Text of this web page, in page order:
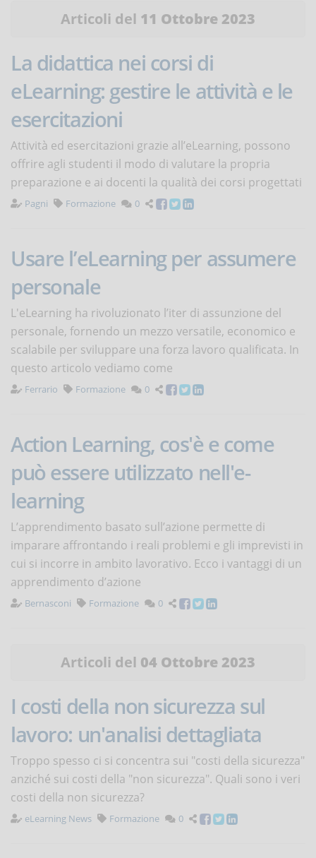
Articoli del 11 Ottobre 2023
La didattica nei corsi di
eLearning: gestire le attività e le
esercitazioni
Attività ed esercitazioni grazie all’eLearning, possono
offrire agli studenti il modo di valutare la propria
preparazione e ai docenti la qualità dei corsi progettati
Pagni Formazione 0
Usare l’eLearning per assumere
personale
L'eLearning ha rivoluzionato l’iter di assunzione del
personale, fornendo un mezzo versatile, economico e
scalabile per sviluppare una forza lavoro qualificata. In
questo articolo vediamo come
Ferrario Formazione 0
Action Learning, cos'è e come
può essere utilizzato nell'e-
learning
L’apprendimento basato sull’azione permette di
imparare affrontando i reali problemi e gli imprevisti in
cui si incorre in ambito lavorativo. Ecco i vantaggi di un
apprendimento d’azione
Bernasconi Formazione 0
Articoli del 04 Ottobre 2023
I costi della non sicurezza sul
lavoro: un'analisi dettagliata
Troppo spesso ci si concentra sui "costi della sicurezza"
anziché sui costi della "non sicurezza". Quali sono i veri
costi della non sicurezza?
eLearning News Formazione 0